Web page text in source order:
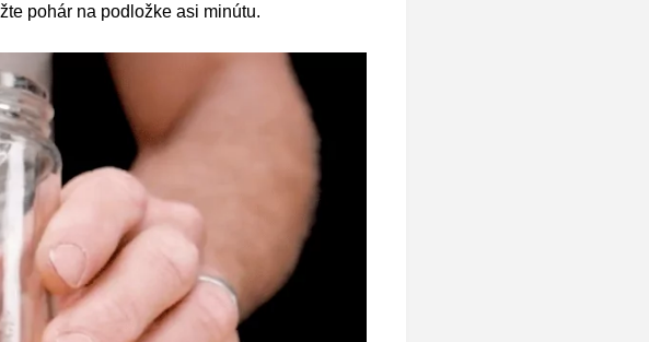
pohár na podložke asi minútu.